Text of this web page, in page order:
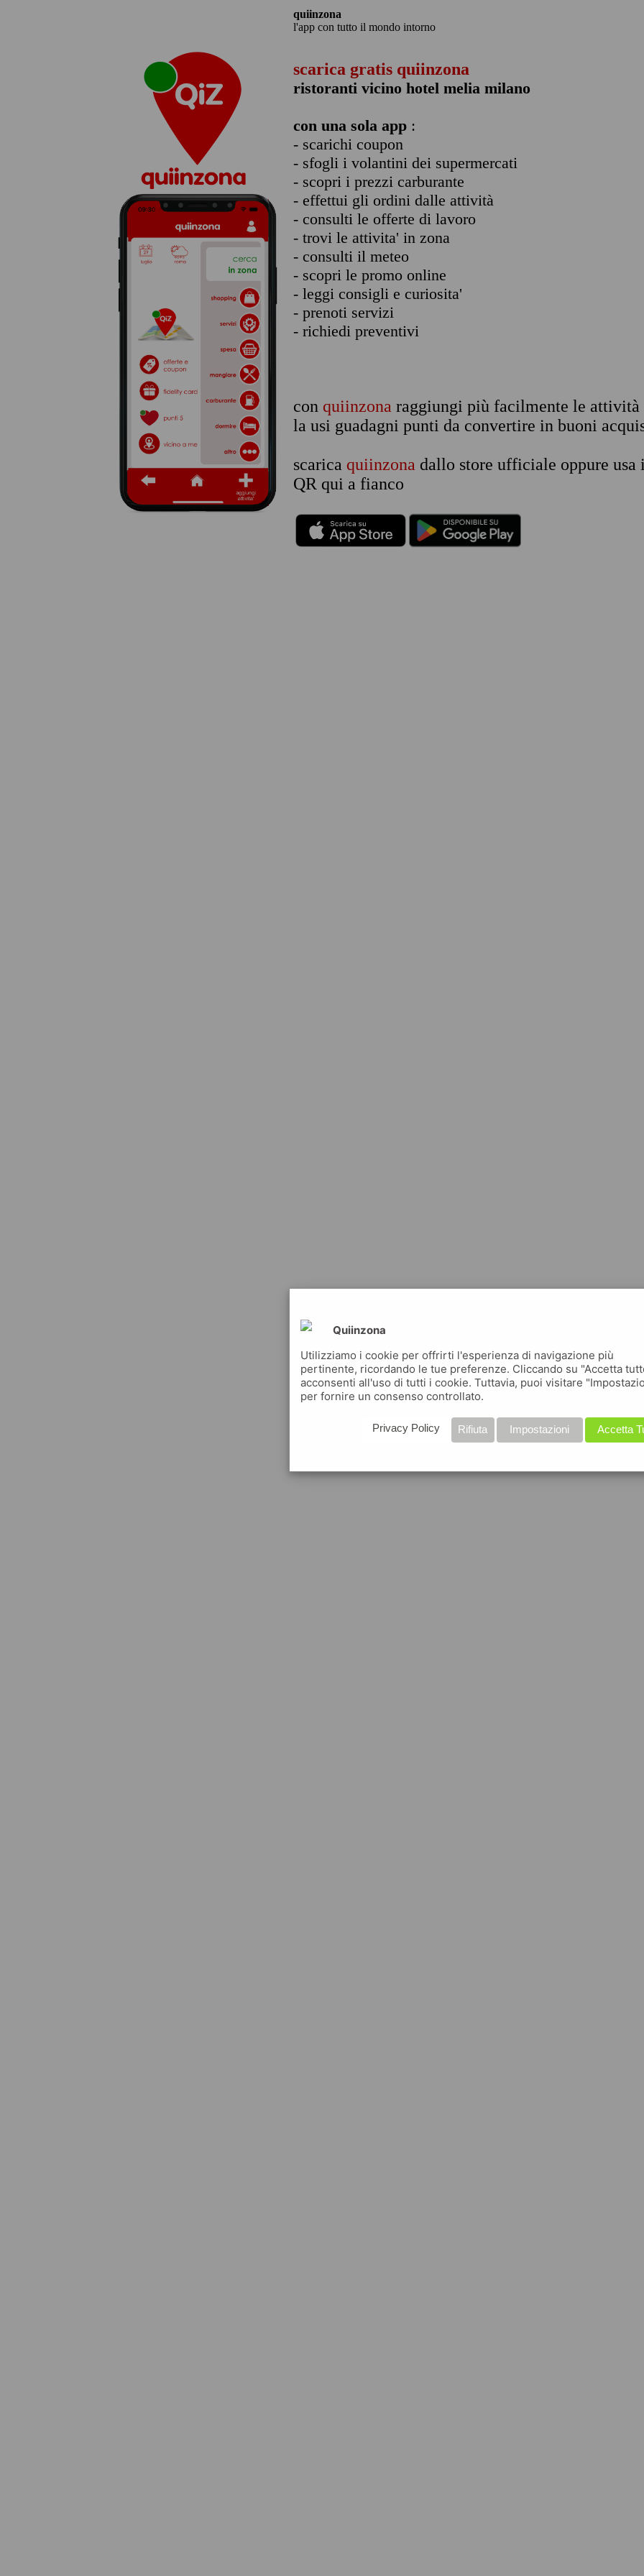
quiinzona
l'app con tutto il mondo intorno
scarica gratis quiinzona
ristoranti vicino hotel melia milano
con una sola app :
- scarichi coupon
- sfogli i volantini dei supermercati
- scopri i prezzi carburante
- effettui gli ordini dalle attività
- consulti le offerte di lavoro
- trovi le attivita' in zona
- consulti il meteo
- scopri le promo online
- leggi consigli e curiosita'
- prenoti servizi
- richiedi preventivi
con quiinzona raggiungi più facilmente le attività
la usi guadagni punti da convertire in buoni
scarica quiinzona dallo store ufficiale oppure usa
QR qui a fianco
Quiinzona
Utilizziamo i cookie per offrirti l'esperienza di navigazione più
pertinente, ricordando le tue preferenze. Cliccando su "Accetta
acconsenti all'uso di tutti i cookie. Tuttavia, puoi visitare
per fornire un consenso controllato.
Accetta
Impostazioni
Rifiuta
Privacy Policy